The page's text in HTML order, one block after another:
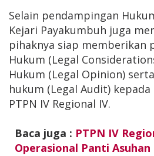
Selain pendampingan
Kejari Payakumbuh juga
pihaknya siap memberikan
Hukum (Legal
Hukum (Legal Opinion)
hukum (Legal Audit)
PTPN IV Regional IV.
Baca juga : PTPN IV
Operasional Panti Asuhan